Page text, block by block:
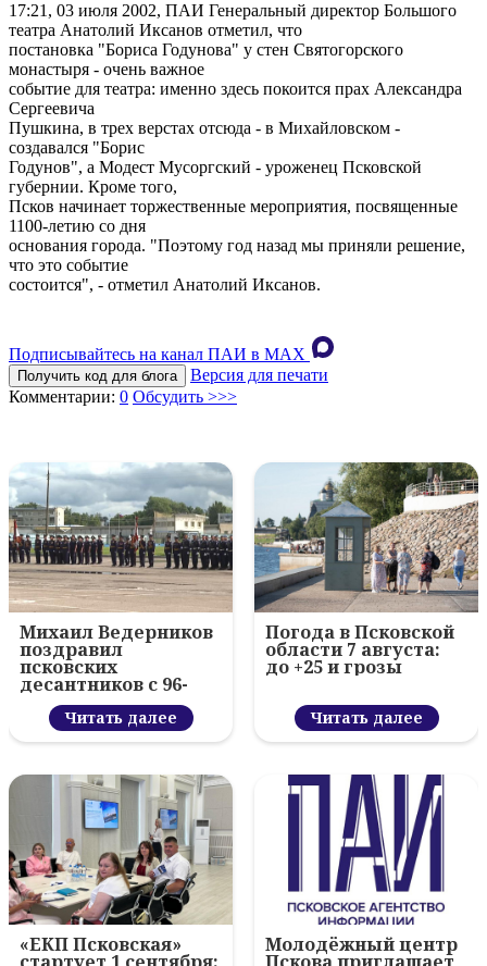
17:21, 03 июля 2002, ПАИ Генеральный директор Большого
театра Анатолий Иксанов отметил, что
постановка "Бориса Годунова" у стен Святогорского
монастыря - очень важное
событие для театра: именно здесь покоится прах Александра
Сергеевича
Пушкина, в трех верстах отсюда - в Михайловском -
создавался "Борис
Годунов", а Модест Мусоргский - уроженец Псковской
губернии. Кроме того,
Псков начинает торжественные мероприятия, посвященные
1100-летию со дня
основания города. "Поэтому год назад мы приняли решение,
что это событие
состоится", - отметил Анатолий Иксанов.
Подписывайтесь на канал ПАИ в MAХ
Получить код для блога
Версия для печати
Комментарии: 0 Обсудить >>>
Михаил Ведерников
поздравил
псковских
десантников с 96-
летием ВДВ и
вручил награды
Читать далее
Погода в Псковской
области 7 августа:
до +25 и грозы
Читать далее
«ЕКП Псковская» Молодёжный центр